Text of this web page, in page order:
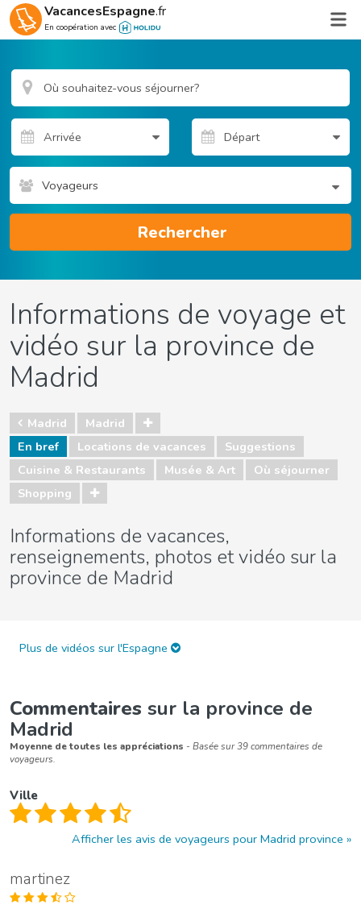
VacancesEspagne.fr
En coopération avec
Voyageurs
Rechercher
Informations de voyage et
vidéo sur la province de
Madrid
Madrid
Madrid
En bref
Locations de vacances
Suggestions
Cuisine & Restaurants
Musée & Art
Où séjourner
Shopping
Informations de vacances,
renseignements, photos et vidéo sur la
province de Madrid
Plus de vidéos sur l'Espagne
Commentaires sur la province de
Madrid
Moyenne de toutes les appréciations - Basée sur 39 commentaires de
voyageurs.
Ville
Afficher les avis de voyageurs pour Madrid province
martinez